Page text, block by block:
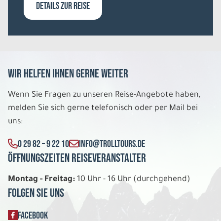
REISE VERBINDLICH ANFRAGEN
Fr. 04.12. - Fr. 11.12.2026
Wintererlebnisse am Inarisee
P.P. AB
8 Tage
DETAILS ZUR REISE
Wir helfen Ihnen gerne weiter
Wenn Sie Fragen zu unseren Reise-Angebote haben,
melden Sie sich gerne telefonisch oder per Mail bei
uns:
0 29 82 – 9 22 10 INFO@TROLLTOURS.DE
Öffnungszeiten Reiseveranstalter
Montag - Freitag: 10 Uhr - 16 Uhr (durchgehend)
Folgen Sie uns
FACEBOOK